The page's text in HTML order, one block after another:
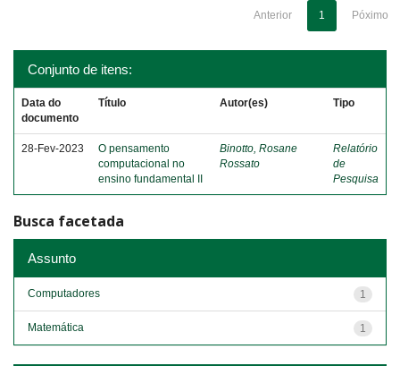
Anterior 1 Póximo
Conjunto de itens:
Data do
documento
Título Autor(es) Tipo
28-Fev-2023
O pensamento
computacional no
ensino fundamental II
Binotto, Rosane
Rossato
Relatório
de
Pesquisa
Busca facetada
Assunto
1
Computadores
1
Matemática